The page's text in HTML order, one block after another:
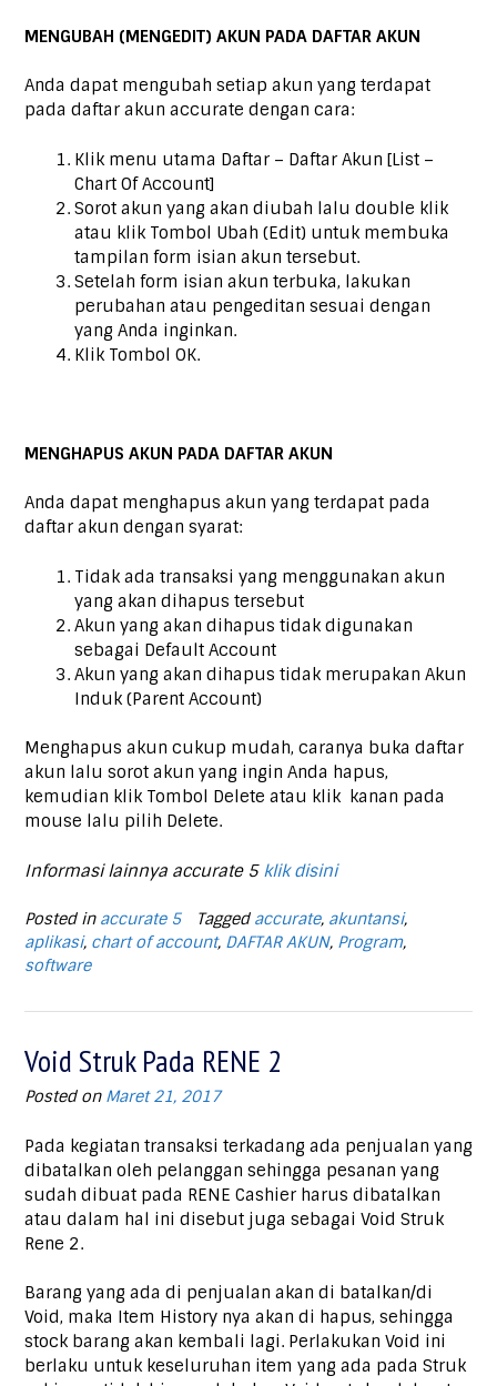
MENGUBAH (MENGEDIT) AKUN PADA DAFTAR AKUN
Anda dapat mengubah setiap akun yang terdapat
pada daftar akun accurate dengan cara:
Klik menu utama Daftar – Daftar Akun [List –
Chart Of Account]
Sorot akun yang akan diubah lalu double klik
atau klik Tombol Ubah (Edit) untuk membuka
tampilan form isian akun tersebut.
Setelah form isian akun terbuka, lakukan
perubahan atau pengeditan sesuai dengan
yang Anda inginkan.
Klik Tombol OK.
MENGHAPUS AKUN PADA DAFTAR AKUN
Anda dapat menghapus akun yang terdapat pada
daftar akun dengan syarat:
Tidak ada transaksi yang menggunakan akun
yang akan dihapus tersebut
Akun yang akan dihapus tidak digunakan
sebagai Default Account
Akun yang akan dihapus tidak merupakan Akun
Induk (Parent Account)
Menghapus akun cukup mudah, caranya buka daftar
akun lalu sorot akun yang ingin Anda hapus,
kemudian klik Tombol Delete atau klik kanan pada
mouse lalu pilih Delete.
Informasi lainnya accurate 5 klik disini
Posted in accurate 5 Tagged accurate, akuntansi,
aplikasi, chart of account, DAFTAR AKUN, Program,
software
Void Struk Pada RENE 2
Posted on Maret 21, 2017
Pada kegiatan transaksi terkadang ada penjualan yang
dibatalkan oleh pelanggan sehingga pesanan yang
sudah dibuat pada RENE Cashier harus dibatalkan
atau dalam hal ini disebut juga sebagai Void Struk
Rene 2.
Barang yang ada di penjualan akan di batalkan/di
Void, maka Item History nya akan di hapus, sehingga
stock barang akan kembali lagi. Perlakukan Void ini
berlaku untuk keseluruhan item yang ada pada Struk